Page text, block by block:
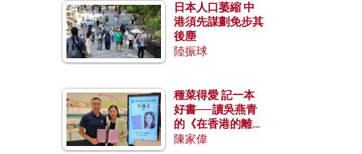
日本人口萎縮 中
港須先謀劃免步其
後塵
陸振球
種菜得愛 記一本
好書──讀吳燕青
的《在香港的離島
種菜》
陳家偉